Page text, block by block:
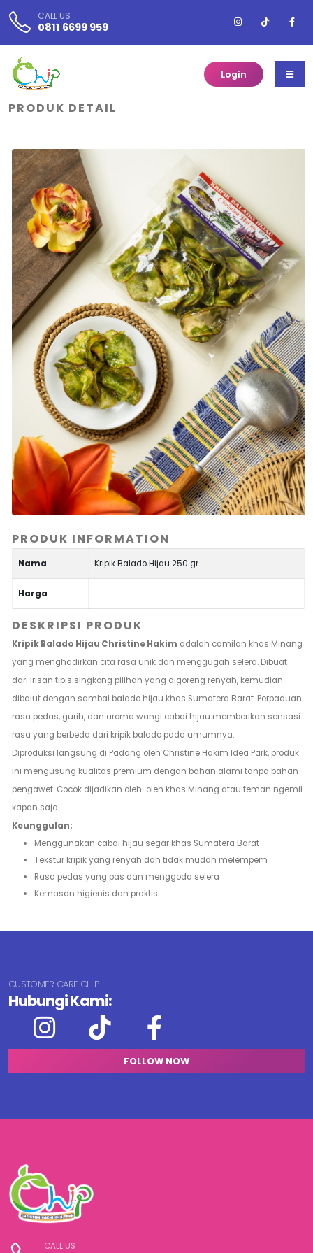
CALL US
0811 6699 959
Login
PRODUK DETAIL
PRODUK INFORMATION
Nama Kripik Balado Hijau 250 gr
Harga
DESKRIPSI PRODUK
Kripik Balado Hijau Christine Hakim adalah camilan khas Minang
yang menghadirkan cita rasa unik dan menggugah selera. Dibuat
dari irisan tipis singkong pilihan yang digoreng renyah, kemudian
dibalut dengan sambal balado hijau khas Sumatera Barat. Perpaduan
rasa pedas, gurih, dan aroma wangi cabai hijau memberikan sensasi
rasa yang berbeda dari kripik balado pada umumnya.
Diproduksi langsung di Padang oleh Christine Hakim Idea Park, produk
ini mengusung kualitas premium dengan bahan alami tanpa bahan
pengawet. Cocok dijadikan oleh-oleh khas Minang atau teman ngemil
kapan saja.
Keunggulan:
Menggunakan cabai hijau segar khas Sumatera Barat
Tekstur kripik yang renyah dan tidak mudah melempem
Rasa pedas yang pas dan menggoda selera
Kemasan higienis dan praktis
CUSTOMER CARE CHIP
Hubungi Kami:
FOLLOW NOW
CALL US